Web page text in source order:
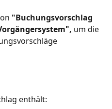
"Buchungsvorschlag
um die
enthält: